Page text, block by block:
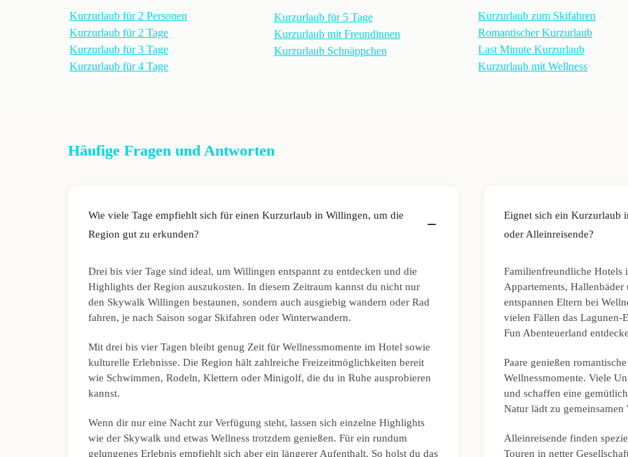
Kurzurlaub für 2 Personen
Kurzurlaub für 2 Tage
Kurzurlaub für 3 Tage
Kurzurlaub für 4 Tage
Kurzurlaub für 5 Tage
Kurzurlaub mit Freundinnen
Kurzurlaub Schnäppchen
Kurzurlaub zum Skifahren
Romantischer Kurzurlaub
Last Minute Kurzurlaub
Kurzurlaub mit Wellness
Häufige Fragen und Antworten
Wie viele Tage empfiehlt sich für einen Kurzurlaub in Willingen, um die
Region gut zu erkunden?
Drei bis vier Tage sind ideal, um Willingen entspannt zu entdecken und die
Highlights der Region auszukosten. In diesem Zeitraum kannst du nicht nur
den Skywalk Willingen bestaunen, sondern auch ausgiebig wandern oder Rad
fahren, je nach Saison sogar Skifahren oder Winterwandern.
Mit drei bis vier Tagen bleibt genug Zeit für Wellnessmomente im Hotel sowie
kulturelle Erlebnisse. Die Region hält zahlreiche Freizeitmöglichkeiten bereit
wie Schwimmen, Rodeln, Klettern oder Minigolf, die du in Ruhe ausprobieren
kannst.
Wenn dir nur eine Nacht zur Verfügung steht, lassen sich einzelne Highlights
wie der Skywalk und etwas Wellness trotzdem genießen. Für ein rundum
gelungenes Erlebnis empfiehlt sich aber ein längerer Aufenthalt. So holst du das
Eignet sich ein Kurzurlaub
oder Alleinreisende?
Familienfreundliche
Appartements,
entspannen Eltern bei
vielen Fällen das Lagunen-
Fun Abenteuerland
Paare genießen
Wellnessmomente. Viele
und schaffen eine
Natur lädt zu
Alleinreisende finden
Touren in netter